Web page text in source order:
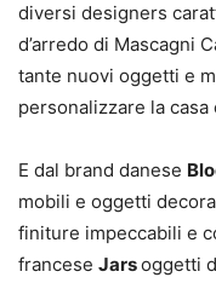
diversi designers
d’arredo di Mascagni
tante nuovi oggetti e
personalizzare la
E dal brand danese
mobili e oggetti
finiture impeccabili e
francese Jarsoggetti